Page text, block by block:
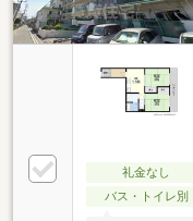
礼金なし
バス・トイレ別